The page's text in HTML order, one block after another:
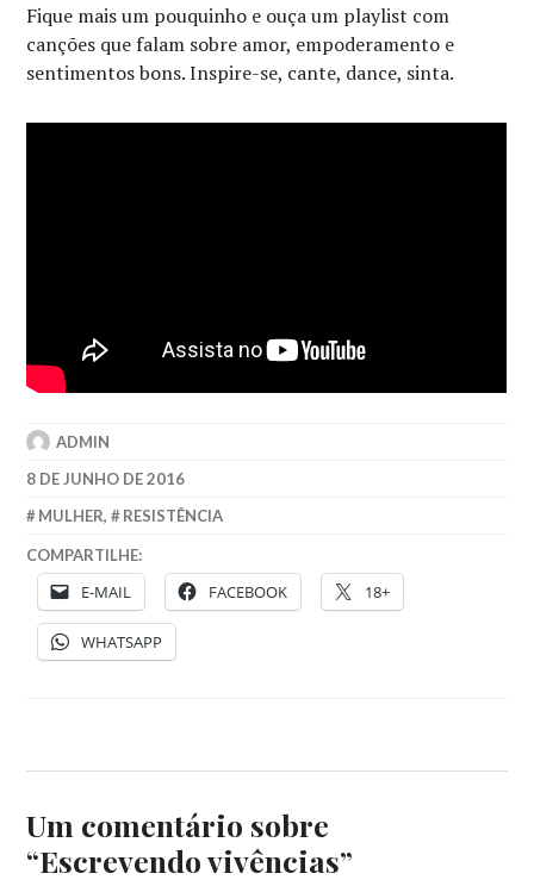
Fique mais um pouquinho e ouça um playlist com
canções que falam sobre amor, empoderamento e
sentimentos bons. Inspire-se, cante, dance, sinta.
ADMIN
8 DE JUNHO DE 2016
MULHER, RESISTÊNCIA
COMPARTILHE:
E-MAIL FACEBOOK 18+
WHATSAPP
Um comentário sobre
“Escrevendo vivências”